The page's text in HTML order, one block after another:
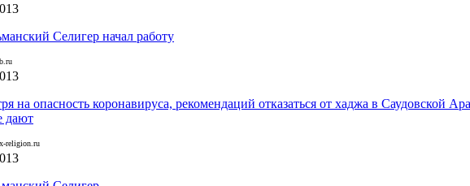
Селигер начал работу
на опасность коронавируса, рекомендаций отказаться от хаджа в Саудовской
дают
religion.ru